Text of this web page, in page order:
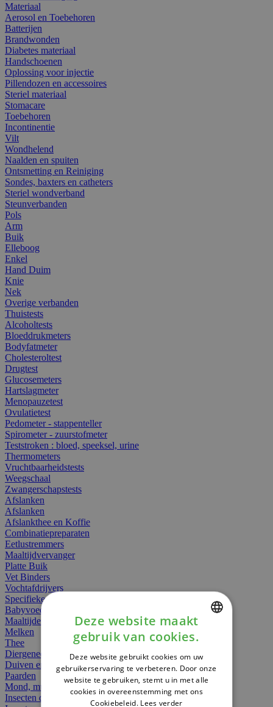
Materiaal
Aerosol en Toebehoren
Batterijen
Brandwonden
Diabetes materiaal
Handschoenen
Oplossing voor injectie
Pillendozen en accessoires
Steriel materiaal
Stomacare
Toebehoren
Incontinentie
Vilt
Wondhelend
Naalden en spuiten
Ontsmetting en Reiniging
Sondes, baxters en catheters
Steriel wondverband
Steunverbanden
Pols
Arm
Buik
Elleboog
Enkel
Hand Duim
Knie
Nek
Overige verbanden
Thuistests
Alcoholtests
Bloeddrukmeters
Bodyfatmeter
Cholesteroltest
Drugtest
Glucosemeters
Hartslagmeter
Menopauzetest
Ovulatietest
Pedometer - stappenteller
Spirometer - zuurstofmeter
Teststroken : bloed, speeksel, urine
Thermometers
Vruchtbaarheidstests
Weegschaal
Zwangerschapstests
Afslanken
Afslanken
Afslankthee en Koffie
Combinatiepreparaten
Eetlustremmers
Maaltijdvervanger
Platte Buik
Vet Binders
Vochtafdrijvers
Specifieke Voeding
Babyvoeding
Maaltijden
Melken
Thee
Diergeneesmiddelen
Duiven en vogels
Paarden
Mond, muil of snavel
Insecten dieren
DUTCH
FRENCH
ENGLISH
Deze website maakt
gebruik van cookies.
Deze website gebruikt cookies om uw
gebruikerservaring te verbeteren. Door onze
website te gebruiken, stemt u in met alle
cookies in overeenstemming met ons
Cookiebeleid. Lees verder